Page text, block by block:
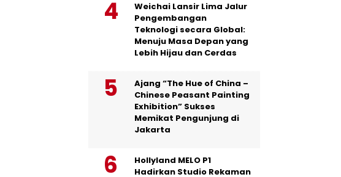
Weichai Lansir Lima Jalur
Pengembangan
Teknologi secara Global:
Menuju Masa Depan yang
Lebih Hijau dan Cerdas
Ajang “The Hue of China –
Chinese Peasant Painting
Exhibition” Sukses
Memikat Pengunjung di
Jakarta
Hollyland MELO P1
Hadirkan Studio Rekaman